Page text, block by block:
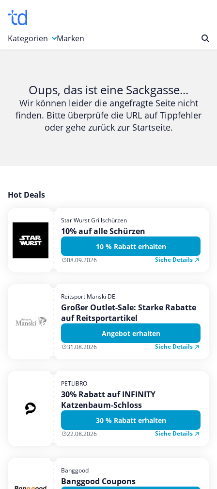
Kategorien
Bücher & Magazine
Computer & Elektronik
Entertainment & Media
Garten, Haushalt & Tiere
Mobilfunk & Internet
Mode & Accessoires
Shopping
Urlaub & Reise
Marken
Oups, das ist eine Sackgasse...
Wir können leider die angefragte Seite nicht
finden. Bitte überprüfe die URL auf Tippfehler
oder gehe zurück zur Startseite.
Hot Deals
Star Wurst Grillschürzen
10% auf alle Schürzen
10 % Rabatt erhalten
08.09.2026 Siehe Details
Reitsport Manski DE
Großer Outlet-Sale: Starke Rabatte
auf Reitsportartikel
Angebot erhalten
31.08.2026 Siehe Details
PETLIBRO
30% Rabatt auf INFINITY
Katzenbaum-Schloss
30 % Rabatt erhalten
22.08.2026 Siehe Details
Banggood
Banggood Coupons